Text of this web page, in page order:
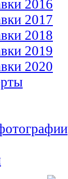
2016
2017
2018
2019
2020